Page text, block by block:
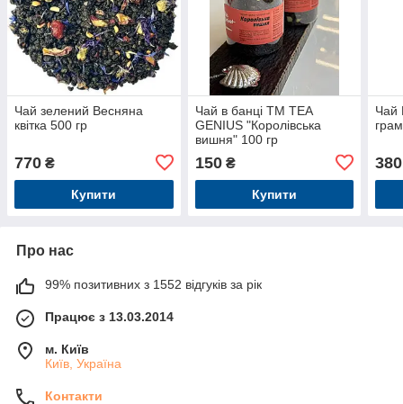
Чай зелений Весняна
квітка 500 гр
770 ₴
Купити
Чай в банці TM TEA
GENIUS "Королівська
вишня" 100 гр
150₴
Купити
Чай
грам
380
Про нас
99% позитивних з 1552 відгуків за рік
Працює з 13.03.2014
м. Київ
Київ, Україна
Контакти